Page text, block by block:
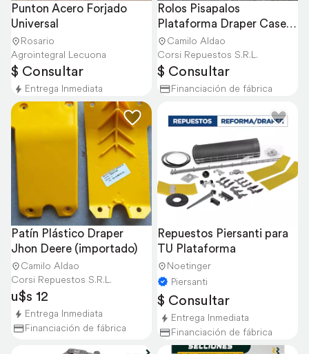
Punton Acero Forjado
Universal
Rosario
Agrointegral Lecuona
$ Consultar
Entrega Inmediata
Rolos Pisapalos
Plataforma Draper Case y
N Holland
Camilo Aldao
Corsi Repuestos S.R.L.
$ Consultar
Financiación de fábrica
Patín Plástico Draper
Jhon Deere (importado)
Camilo Aldao
Corsi Repuestos S.R.L.
u$s 12
Entrega Inmediata
Financiación de fábrica
Repuestos Piersanti para
TU Plataforma
Noetinger
Piersanti
$ Consultar
Entrega Inmediata
Financiación de fábrica